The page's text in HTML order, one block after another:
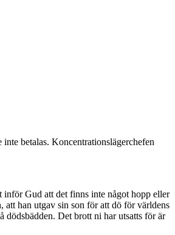
betalas. Koncentrationslägerchefen
inför Gud att det finns inte något hopp eller
han utgav sin son för att dö för världens
dödsbädden. Det brott ni har utsatts för är